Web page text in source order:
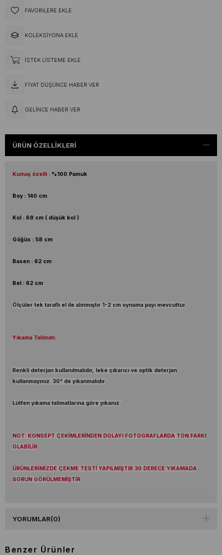
FAVORILERE EKLE
KOLEKSIYONA EKLE
İSTEK LISTEME EKLE
FIYAT DÜŞÜNCE HABER VER
GELINCE HABER VER
ÜRÜN ÖZELLIKLERI
Kumaş özelli : %100 Pamuk
Boy : 140 cm
Kol : 68 cm ( düşük kol )
Göğüs : 58 cm
Basen : 62 cm
Bel : 62 cm
Ölçüler tek taraflı el ile alınmıştır 1-2 cm oynama payı mevcuttur.
Yıkama Talimatı:
Renkli deterjan kullanılmalıdır, leke çıkarıcı ve optik deterjan
kullanmayınız. 30° de yıkanmalıdır.
Lütfen yıkama talimatlarına göre yıkanız.
NOT: KONSEPT ÇEKİMLERİNDEN DOLAYI FOTOGRAFLARDA TON FARKI
OLABİLİR
ÜRÜNLERİMİZDE ÇEKME TESTİ YAPILMIŞTIR 30 DERECE YIKAMADA
SORUN GÖRÜLMEMİŞTİR
YORUMLAR(0)
Benzer Ürünler